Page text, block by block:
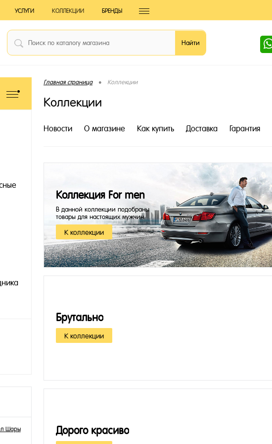
УСЛУГИ КОЛЛЕКЦИИ БРЕНДЫ
Шары
Главная страница • Коллекции
Коллекции
Новости О магазине Как купить Доставка Гарантия
Коллекция For men
В данной коллекции подобраны
товары для настоящих мужчин.
К коллекции
Брутально
К коллекции
Дорого красиво